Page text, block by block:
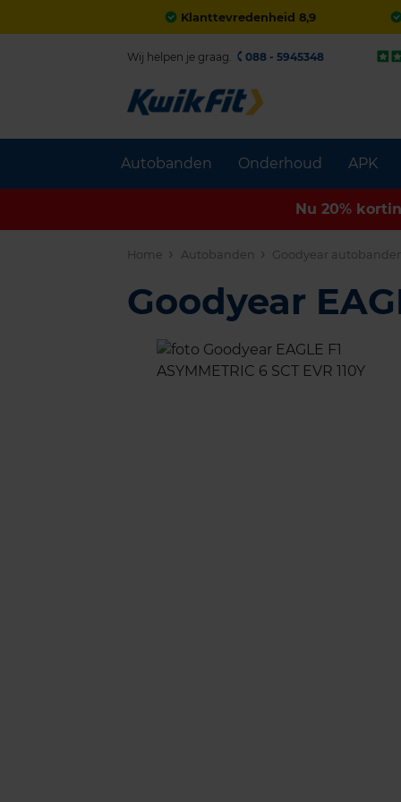
Klanttevredenheid 8,9
Autobanden Onderhoud APK
Wij helpen je graag. 088 - 5945348
Nu 20%
Home Autobanden Goodyear
Goodyear